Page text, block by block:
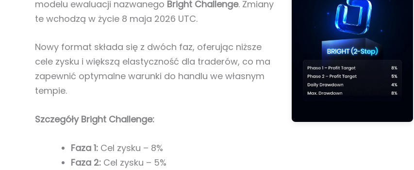
modelu ewaluacji nazwanego Bright Challenge. Zmiany
te wchodzą w życie 8 maja 2026 UTC.
Nowy format składa się z dwóch faz, oferując niższe
cele zysku i większą elastyczność dla traderów, co ma
zapewnić optymalne warunki do handlu we własnym
tempie.
Szczegóły Bright Challenge:
Faza 1: Cel zysku – 8%
Faza 2: Cel zysku – 5%